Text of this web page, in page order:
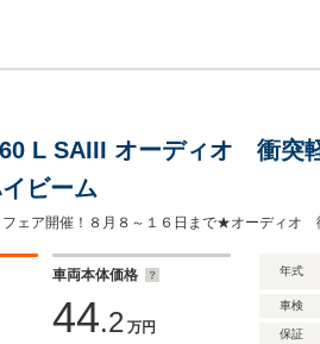
L SAIII オーディオ 衝突
ビーム
車両本体価格
44.2 万円
年式
車検
保証